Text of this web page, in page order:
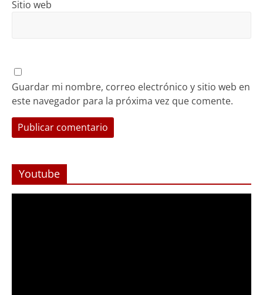
Sitio web
Guardar mi nombre, correo electrónico y sitio web en
este navegador para la próxima vez que comente.
Youtube